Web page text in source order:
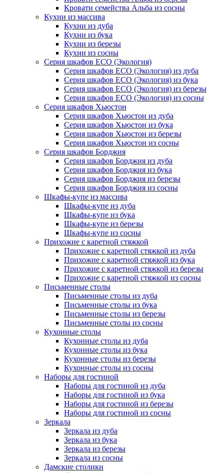
Кровати семейства Альба из сосны
Кухни из массива
Кухни из дуба
Кухни из бука
Кухни из березы
Кухни из сосны
Серия шкафов ECO (Экология)
Серия шкафов ECO (Экология) из дуба
Серия шкафов ECO (Экология) из бука
Серия шкафов ECO (Экология) из березы
Серия шкафов ECO (Экология) из сосны
Серия шкафов Хьюстон
Серия шкафов Хьюстон из дуба
Серия шкафов Хьюстон из бука
Серия шкафов Хьюстон из березы
Серия шкафов Хьюстон из сосны
Серия шкафов Борджия
Серия шкафов Борджия из дуба
Серия шкафов Борджия из бука
Серия шкафов Борджия из березы
Серия шкафов Борджия из сосны
Шкафы-купе из массива
Шкафы-купе из дуба
Шкафы-купе из бука
Шкафы-купе из березы
Шкафы-купе из сосны
Прихожие с каретной стяжкой
Прихожие с каретной стяжкой из дуба
Прихожие с каретной стяжкой из бука
Прихожие с каретной стяжкой из березы
Прихожие с каретной стяжкой из сосны
Письменные столы
Письменные столы из дуба
Письменные столы из бука
Письменные столы из березы
Письменные столы из сосны
Кухонные столы
Кухонные столы из дуба
Кухонные столы из бука
Кухонные столы из березы
Кухонные столы из сосны
Наборы для гостиной
Наборы для гостиной из дуба
Наборы для гостиной из бука
Наборы для гостиной из березы
Наборы для гостиной из сосны
Зеркала
Зеркала из дуба
Зеркала из бука
Зеркала из березы
Зеркала из сосны
Дамские столики